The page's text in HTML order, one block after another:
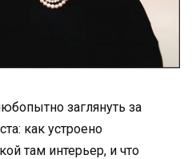
заглянуть за
как устроено
там интерьер, и что